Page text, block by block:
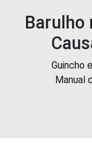
horas
no
Rio
de
Janeiro
Barulho
Guincho
Manual